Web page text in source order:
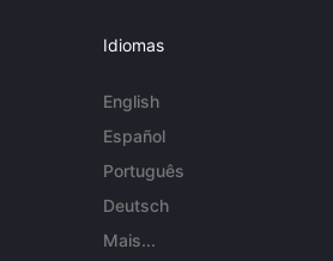
Idiomas
English
Español
Português
Deutsch
Mais...